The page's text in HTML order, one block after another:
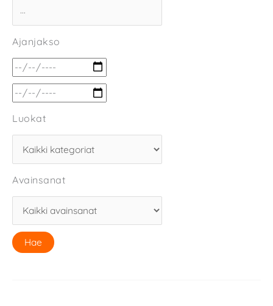
Ajanjakso
Luokat
Avainsanat